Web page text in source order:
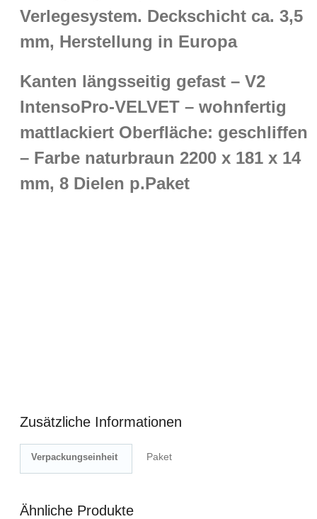
Verlegesystem. Deckschicht ca. 3,5
mm, Herstellung in Europa
Kanten längsseitig gefast – V2
IntensoPro-VELVET – wohnfertig
mattlackiert Oberfläche: geschliffen
– Farbe naturbraun 2200 x 181 x 14
mm, 8 Dielen p.Paket
Zusätzliche Informationen
Verpackungseinheit Paket
Ähnliche Produkte